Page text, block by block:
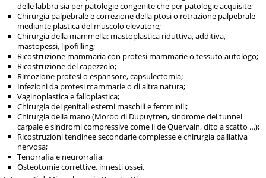
delle labbra sia per patologie congenite che per patologie acquisite;
Chirurgia palpebrale e correzione della ptosi o retrazione palpebrale
mediante plastica del muscolo elevatore;
Chirurgia della mammella: mastoplastica riduttiva, additiva,
mastopessi, lipofilling;
Ricostruzione mammaria con protesi mammarie o tessuto autologo;
Ricostruzione del capezzolo;
Rimozione protesi o espansore, capsulectomia;
Infezioni da protesi mammarie o di altra natura;
Vaginoplastica e falloplastica;
Chirurgia dei genitali esterni maschili e femminili;
Chirurgia della mano (Morbo di Dupuytren, sindrome del tunnel
carpale e sindromi compressive come il de Quervain, dito a scatto …);
Ricostruzioni tendinee secondarie complesse e chirurgia palliativa
nervosa;
Tenorrafia e neurorrafia;
Osteotomie correttive, innesti ossei.